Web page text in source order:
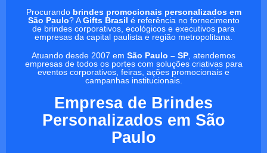
Procurando brindes promocionais personalizados em
São Paulo? AGifts Brasil é referência no fornecimento
de brindes corporativos, ecológicos e executivos para
empresas da capital paulista e região metropolitana.
Atuando desde 2007 em São Paulo – SP , atendemos
empresas de todos os portes com soluções criativas para
eventos corporativos, feiras, ações promocionais e
campanhas institucionais.
Empresa de Brindes
Personalizados em São
Paulo